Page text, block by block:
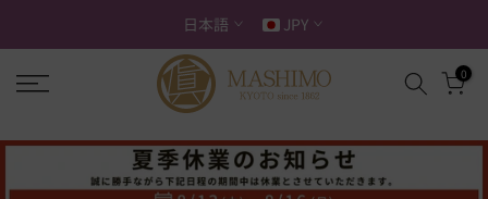
キ
ッ
プ
る
日本語 JPY
0